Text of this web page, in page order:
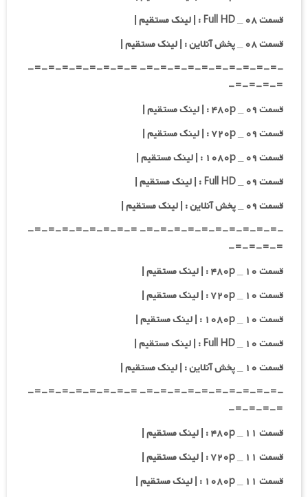
قسمت ۰۸ _ Full HD : | لینک مستقیم |
قسمت ۰۸ _ پخش آنلاین : | لینک مستقیم |
-=-=-=-=-=-=-=-=-=-=- =-=-=-=-=-=-=-=-
=-=-=-=-
قسمت ۰۹ _ ۴۸۰p : | لینک مستقیم |
قسمت ۰۹ _ ۷۲۰p : | لینک مستقیم |
قسمت ۰۹ _ ۱۰۸۰p : | لینک مستقیم |
قسمت ۰۹ _ Full HD : | لینک مستقیم |
قسمت ۰۹ _ پخش آنلاین : | لینک مستقیم |
-=-=-=-=-=-=-=-=-=-=- =-=-=-=-=-=-=-=-
=-=-=-=-
قسمت ۱۰ _ ۴۸۰p : | لینک مستقیم |
قسمت ۱۰ _ ۷۲۰p : | لینک مستقیم |
قسمت ۱۰ _ ۱۰۸۰p : | لینک مستقیم |
قسمت ۱۰ _ Full HD : | لینک مستقیم |
قسمت ۱۰ _ پخش آنلاین : | لینک مستقیم |
-=-=-=-=-=-=-=-=-=-=- =-=-=-=-=-=-=-=-
=-=-=-=-
قسمت ۱۱ _ ۴۸۰p : | لینک مستقیم |
قسمت ۱۱ _ ۷۲۰p : | لینک مستقیم |
قسمت ۱۱ _ ۱۰۸۰p : | لینک مستقیم |